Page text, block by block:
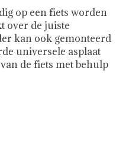
op een fiets worden
over de juiste
kan ook gemonteerd
universele asplaat
de fiets met behulp